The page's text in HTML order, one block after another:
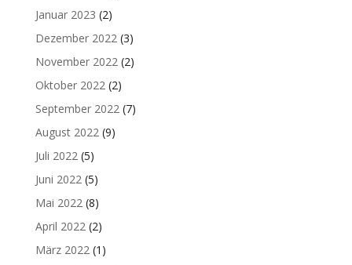
Januar 2023 (2)
Dezember 2022(3)
November 2022(2)
Oktober 2022(2)
September 2022(7)
August 2022(9)
Juli 2022(5)
Juni 2022(5)
Mai 2022(8)
April 2022(2)
März 2022(1)